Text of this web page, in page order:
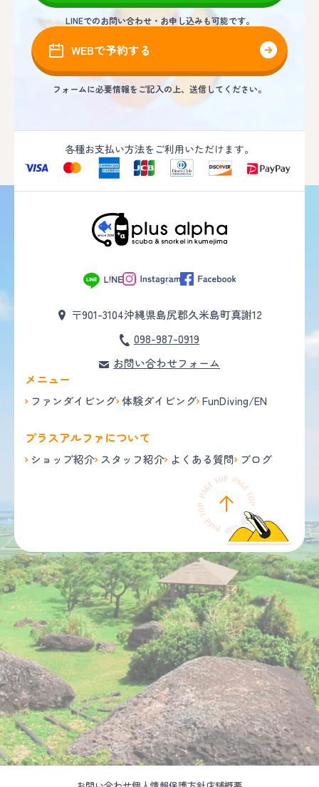
LINEでのお問い合わせ・お申し込みも可能です。
WEBで予約する
フォームに必要情報をご記入の上、送信してください。
各種お支払い方法をご利用いただけます。
〒901-3104沖縄県島尻郡久米島町真謝12
098-987-0919
お問い合わせフォーム
メニュー
ファンダイビング 体験ダイビング FunDiving/EN
プラスアルファについて
ショップ紹介 スタッフ紹介 よくある質問 ブログ